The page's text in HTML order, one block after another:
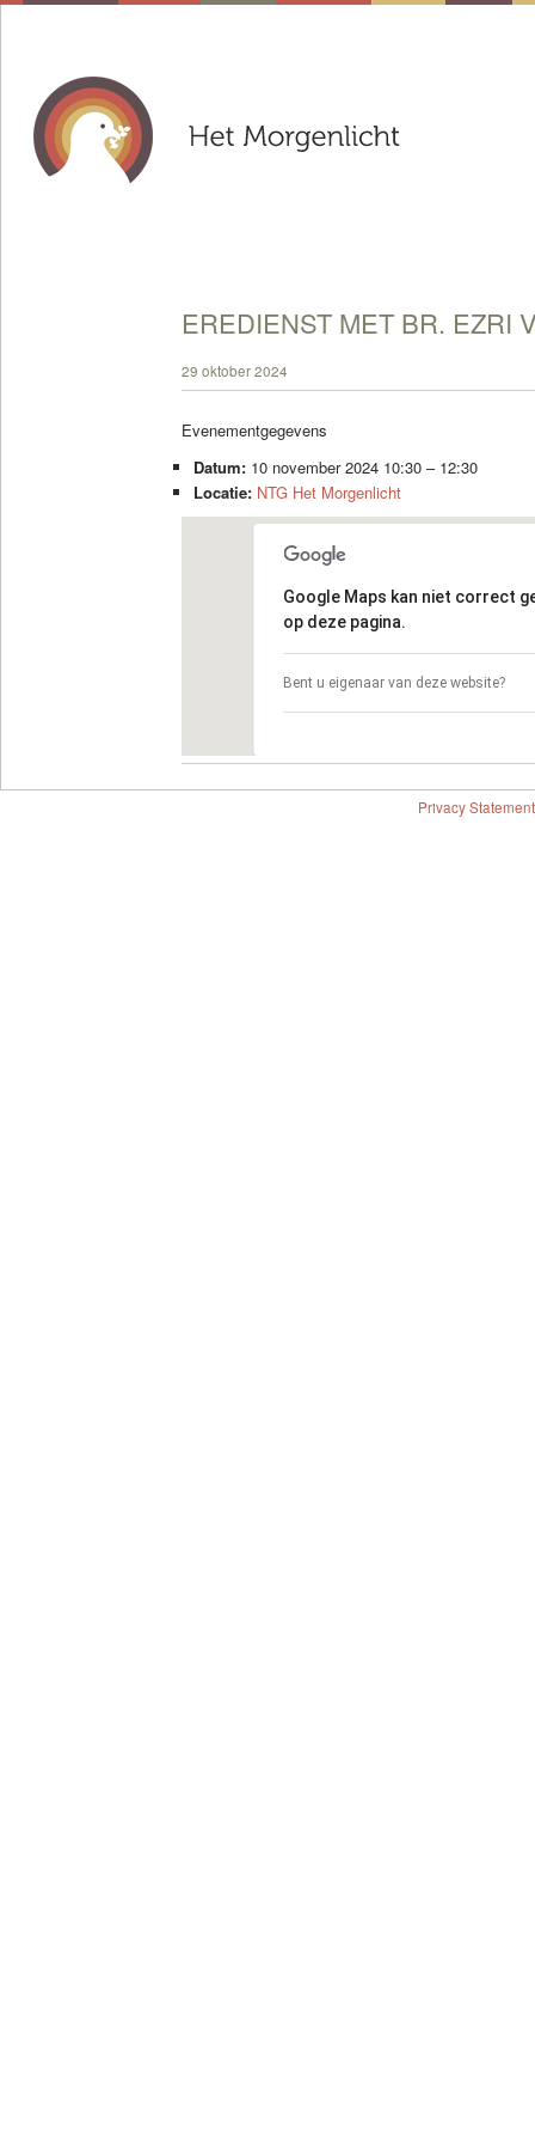
EREDIENST MET BR. EZRI
29 oktober 2024
Evenementgegevens
Datum: 10 november 2024 10:30– 12:30
Locatie: NTG Het Morgenlicht
Google Maps kan niet correct
op deze pagina.
Bent u eigenaar van deze website?
Privacy Statement